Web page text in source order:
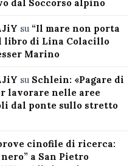
dal Soccorso alpino
su “Il mare non porta
libro di Lina Colacillo
Marino
su Schlein: «Pagare di
lavorare nelle aree
dal ponte sullo stretto
cinofile di ricerca:
a San Pietro